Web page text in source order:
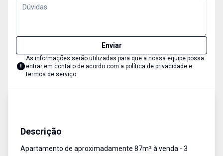
Enviar
As informações serão utilizadas para que a nossa equipe possa
entrar em contato de acordo com a política de privacidade e
termos de serviço
Descrição
Apartamento de aproximadamente 87m² à venda - 3